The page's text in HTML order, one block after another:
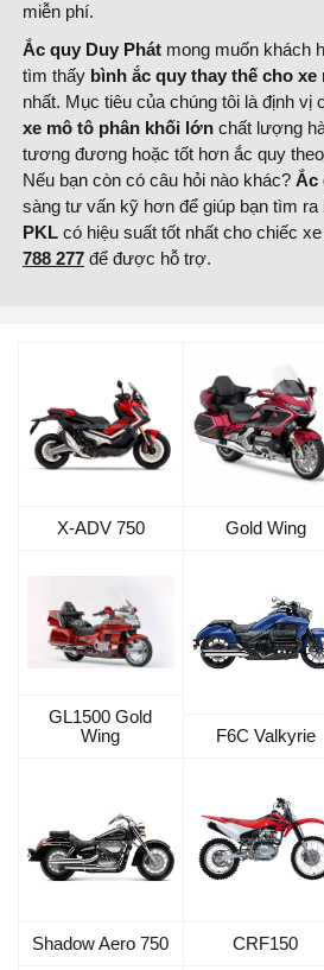
miễn phí.
Ắc quy Duy Phát mong muốn khách
tìm thấy bình ắc quy thay thế cho xe
nhất. Mục tiêu của chúng tôi là định vị
xe mô tô phân khối lớn chất lượng
tương đương hoặc tốt hơn ắc quy
Nếu bạn còn có câu hỏi nào khác? Ắc
sàng tư vấn kỹ hơn để giúp bạn tìm ra
PKL có hiệu suất tốt nhất cho chiếc
788 277 để được hỗ trợ.
X-ADV 750 Gold Wing
GL1500 Gold
Wing
F6C Valkyrie
Shadow Aero 750 CRF150